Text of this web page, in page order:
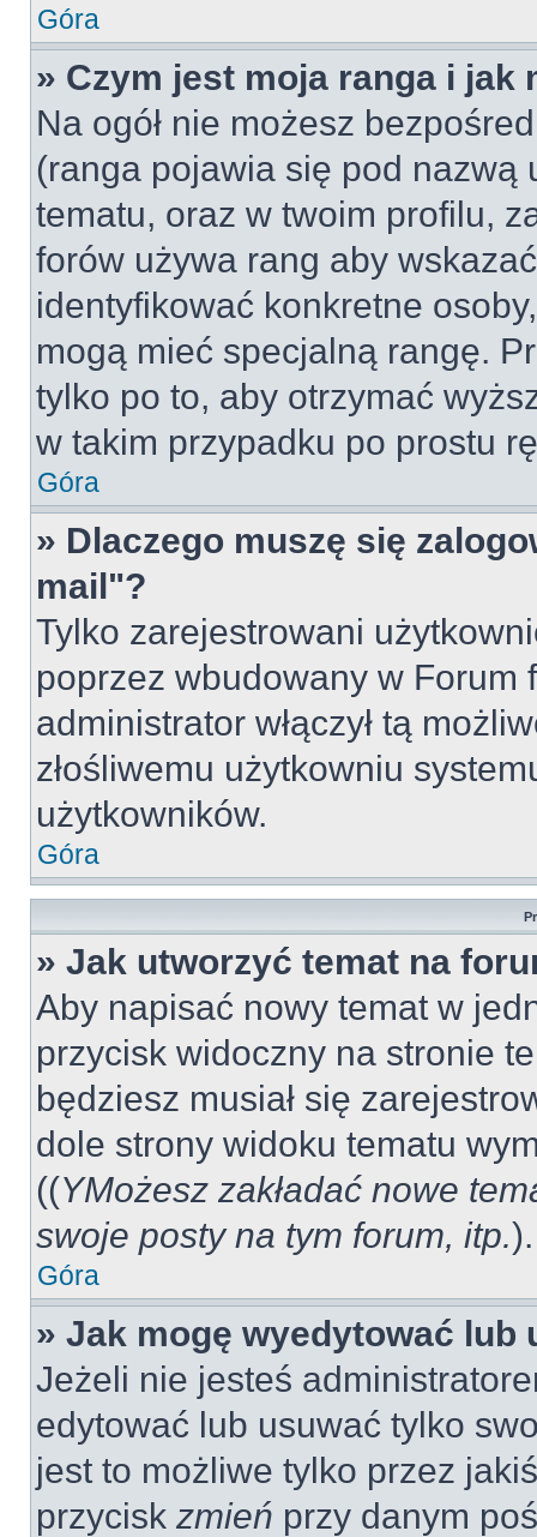
Góra
» Czym jest moja ranga i jak
Na ogół nie możesz
(ranga pojawia się pod
tematu, oraz w twoim profilu,
forów używa rang aby
identyfikować konkretne
mogą mieć specjalną rangę.
tylko po to, aby otrzymać
w takim przypadku po prostu
Góra
» Dlaczego muszę się
mail"?
Tylko zarejestrowani
poprzez wbudowany w Forum
administrator włączył tą
złośliwemu użytkowniu
użytkowników.
Góra
» Jak utworzyć temat na
Aby napisać nowy temat w
przycisk widoczny na stronie
będziesz musiał się
dole strony widoku tematu
((YMożesz zakładać nowe
swoje posty na tym forum, itp.).
Góra
» Jak mogę wyedytować lub
Jeżeli nie jesteś
edytować lub usuwać tylko
jest to możliwe tylko przez
przycisk zmień przy danym